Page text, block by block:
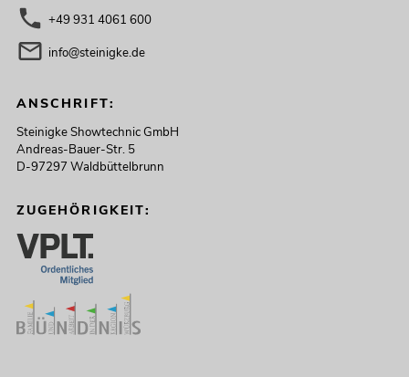
+49 931 4061 600
info@steinigke.de
ANSCHRIFT:
Steinigke Showtechnic GmbH
Andreas-Bauer-Str. 5
D-97297 Waldbüttelbrunn
ZUGEHÖRIGKEIT: